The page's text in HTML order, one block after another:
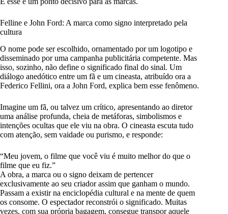
Felline e John Ford: A marca como signo interpretado pela
cultura
O nome pode ser escolhido, ornamentado por um logotipo e
disseminado por uma campanha publicitária competente. Mas
isso, sozinho, não define o significado final do sinal. Um
diálogo anedótico entre um fã e um cineasta, atribuído ora a
Federico Fellini, ora a John Ford, explica bem esse fenômeno.
Imagine um fã, ou talvez um crítico, apresentando ao diretor
uma análise profunda, cheia de metáforas, simbolismos e
intenções ocultas que ele viu na obra. O cineasta escuta tudo
com atenção, sem vaidade ou purismo, e responde:
“Meu jovem, o filme que você viu é muito melhor do que o
filme que eu fiz.”
A obra, a marca ou o signo deixam de pertencer
exclusivamente ao seu criador assim que ganham o mundo.
Passam a existir na enciclopédia cultural e na mente de quem
os consome. O espectador reconstrói o significado. Muitas
vezes, com sua própria bagagem, consegue transpor aquele